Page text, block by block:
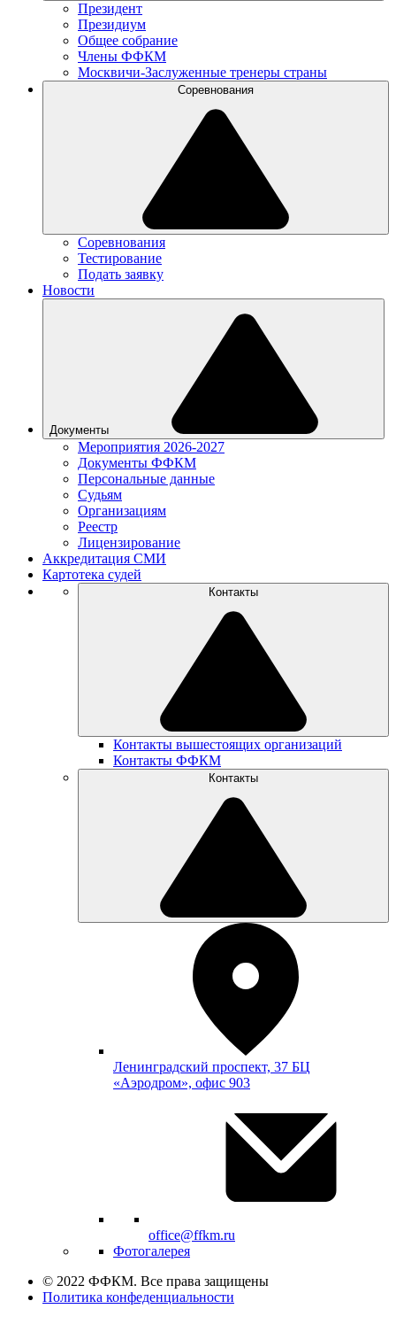
Президент
Президиум
Общее собрание
Члены ФФКМ
Москвичи-Заслуженные тренеры страны
Соревнования
Соревнования
Тестирование
Подать заявку
Новости
Документы
Мероприятия 2026-2027
Документы ФФКМ
Персональные данные
Судьям
Организациям
Реестр
Лицензирование
Аккредитация СМИ
Картотека судей
Контакты
Контакты вышестоящих организаций
Контакты ФФКМ
Контакты
Ленинградский проспект, 37 БЦ
«Аэродром», офис 903
office@ffkm.ru
Фотогалерея
© 2022 ФФКМ. Все права защищены
Политика конфеденциальности